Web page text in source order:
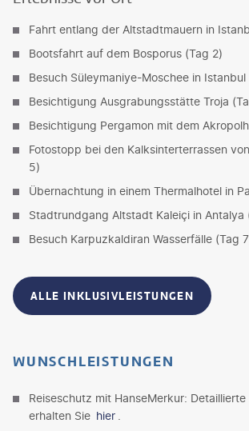
Fahrt entlang der Altstadtmauern in
Bootsfahrt auf dem Bosporus (Tag 2)
Besuch Süleymaniye-Moschee in Istanbul
Besichtigung Ausgrabungsstätte Troja
Besichtigung Pergamon mit dem
Fotostopp bei den Kalksinterterrassen
5)
Übernachtung in einem Thermalhotel in
Stadtrundgang Altstadt Kaleiçi in Antalya
Besuch Karpuzkaldiran Wasserfälle (Tag
ALLE INKLUSIVLEISTUNGEN
WUNSCHLEISTUNGEN
Reiseschutz mit HanseMerkur:
erhalten Sie hier